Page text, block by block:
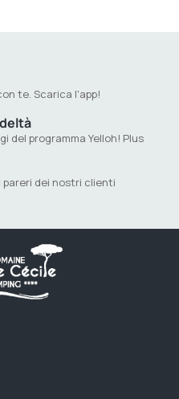
te. Scarica l'app!
del programma Yelloh! Plus
pareri dei nostri clienti